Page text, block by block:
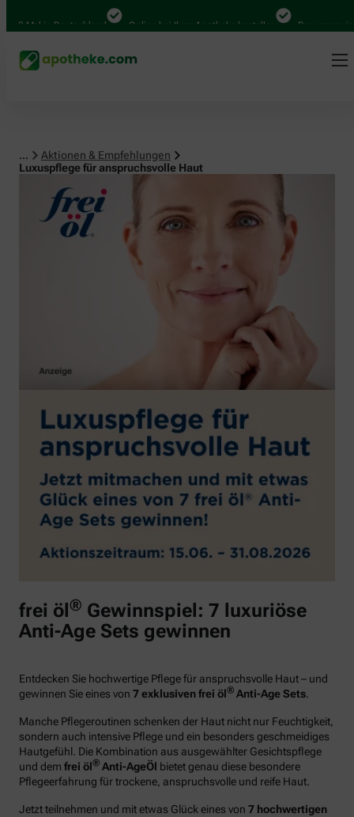
Mal in Deutschland Online bei Ihrer Apotheke bestellen Bequem
...
Aktionen & Empfehlungen
Luxuspflege für anspruchsvolle Haut
frei öl ® Gewinnspiel: 7 luxuriöse
Anti-Age Sets gewinnen
Entdecken Sie hochwertige Pflege für anspruchsvolle Haut – und
gewinnen Sie eines von 7 exklusiven frei öl® Anti-Age Sets
Manche Pflegeroutinen schenken der Haut nicht nur Feuchtigkeit,
sondern auch intensive Pflege und ein besonders geschmeidiges
Hautgefühl. Die Kombination aus ausgewählter Gesichtspflege
und dem frei öl® Anti-AgeÖl bietet genau diese besondere
Pflegeerfahrung für trockene, anspruchsvolle und reife Haut.
Jetzt teilnehmen und mit etwas Glück eines von 7 hochwertigen